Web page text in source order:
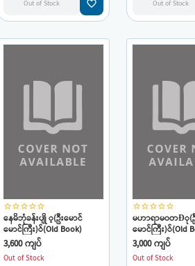
Out of Stock favorite_border Out of Stock
star_borderstar_borderstar_borderstar_borderstar_border
နေမိဘုံခန်းပျို ့(ဦးမောင်
မောင်ကြီး)်(Old Book)
3,600 ကျပ်
Out of Stock
star_borderstar_borderstar_borderstar_borderstar_border
မဟာရာမဝတÐု(ဦ
မောင်ကြီး)်(Old
3,000 ကျပ်
Out of Stock